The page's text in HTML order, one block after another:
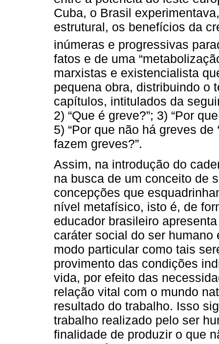
Cuba, o Brasil
estrutural, os benefícios da
inúmeras e progressivas
fatos e de uma
marxistas e existencialista
pequena obra, distribuindo o
capítulos, intitulados da
2) “Que é greve?”; 3) “Por
5) “Por que não há greves de
fazem greves?”.
Assim, na introdução do
na busca de um conceito de
concepções que
nível metafísico, isto é, de
educador brasileiro
caráter social do ser
modo particular como tais
provimento das condições
vida, por efeito das
relação vital com o mundo
resultado do trabalho. Isso
trabalho realizado pelo ser
finalidade de produzir o que